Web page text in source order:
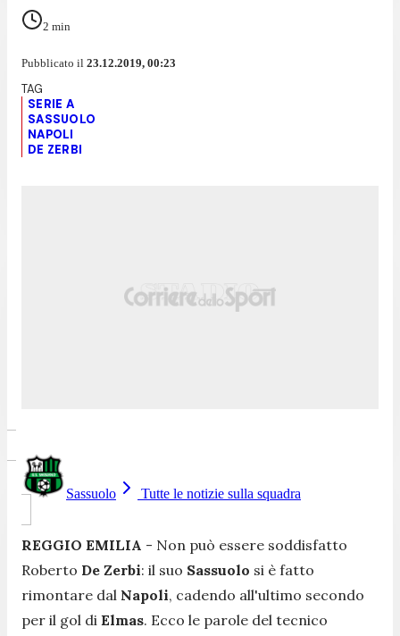
2 min
Pubblicato il 23.12.2019, 00:23
SERIE A
SASSUOLO
NAPOLI
DE ZERBI
Sassuolo Tutte le notizie sulla squadra
REGGIO EMILIA - Non può essere soddisfatto
Roberto De Zerbi: il suo Sassuolo si è fatto
rimontare dal Napoli, cadendo all'ultimo secondo
per il gol di Elmas. Ecco le parole del tecnico